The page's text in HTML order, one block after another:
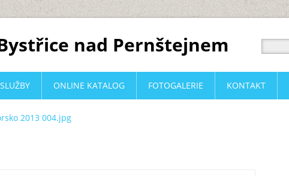
nad Pernštejnem
2013 004.jpg
SLUŽBY ONLINE KATALOG FOTOGALERIE KONTAKT